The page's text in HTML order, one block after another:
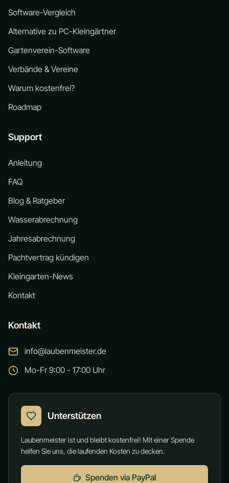
Software-Vergleich
Alternative zu PC-Kleingärtner
Gartenverein-Software
Verbände & Vereine
Warum kostenfrei?
Roadmap
Support
Anleitung
FAQ
Blog & Ratgeber
Wasserabrechnung
Jahresabrechnung
Pachtvertrag kündigen
Kleingarten-News
Kontakt
Kontakt
info@laubenmeister.de
Mo-Fr 9:00 - 17:00 Uhr
Unterstützen
Laubenmeister ist und bleibt kostenfrei! Mit einer Spende
helfen Sie uns, die laufenden Kosten zu decken.
Spenden via PayPal